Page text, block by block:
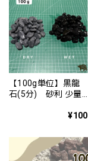
【100g単位】黒龍
石(5分) 砂利 少量
っこいい 高級感
¥100